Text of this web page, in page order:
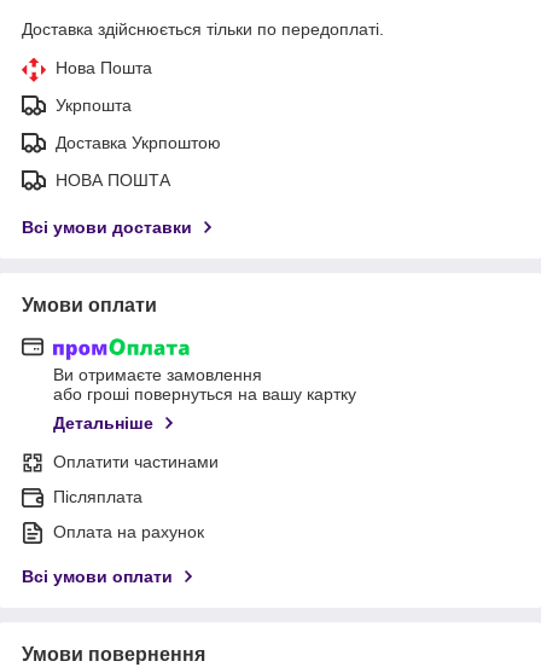
Доставка здійснюється тільки по передоплаті.
Нова Пошта
Укрпошта
Доставка Укрпоштою
НОВА ПОШТА
Всі умови доставки
Умови оплати
Ви отримаєте замовлення
або гроші повернуться на вашу картку
Детальніше
Оплатити частинами
Післяплата
Оплата на рахунок
Всі умови оплати
Умови повернення